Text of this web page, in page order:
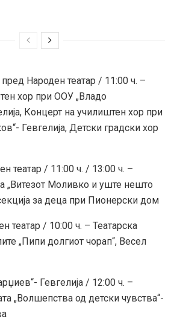
Народен театар / 11:00 ч. –
хор при ООУ „Владо
Концерт на училиштен хор при
Гевгелија, Детски градски хор
театар / 11:00 ч. / 13:00 ч. –
„Витезот Моливко и уште нешто
за деца при Пионерски дом
театар / 10:00 ч. – Театарска
„Пипи долгиот чорап“, Весел
Гевгелија / 12:00 ч. –
„Волшепства од детски чувства“-